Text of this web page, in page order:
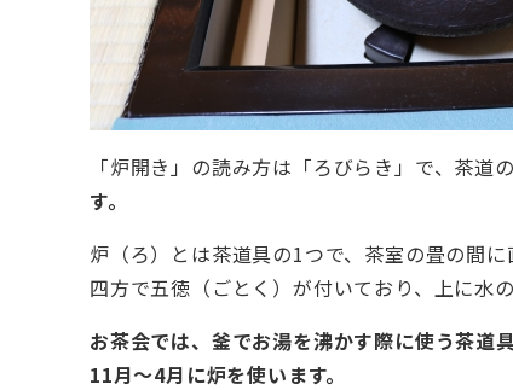
「炉開き」の読み方は「ろびらき」で、茶道
す。
炉（ろ）とは茶道具の1つで、茶室の畳の間
四方で五徳（ごとく）が付いており、上に水
お茶会では、釜でお湯を沸かす際に使う茶道
11月～4月に炉を使います。